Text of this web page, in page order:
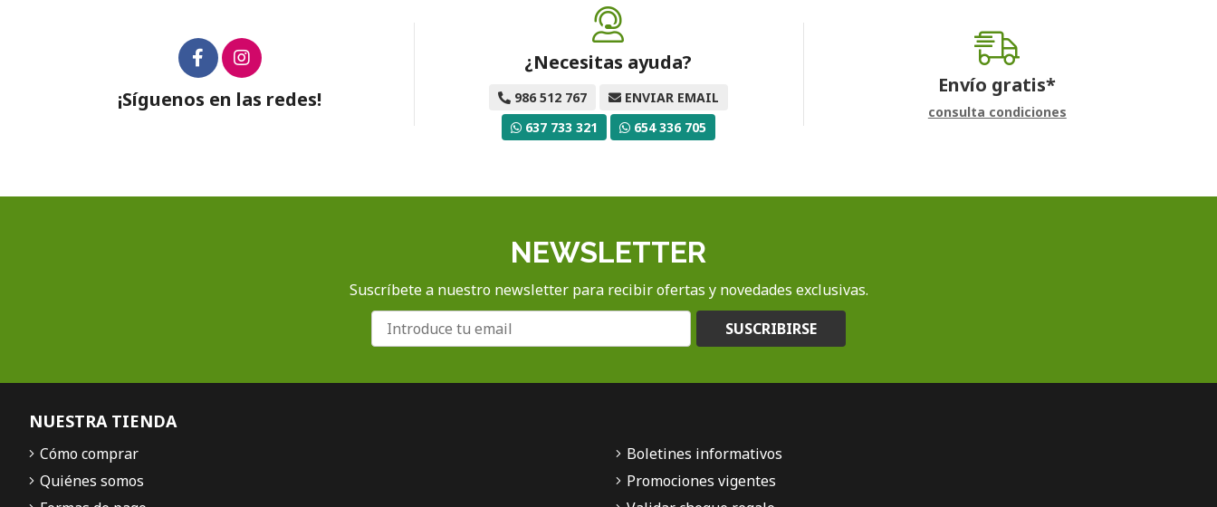
¡Síguenos en las redes!
¿Necesitas ayuda?
986 512 767
ENVIAR EMAIL
637 733 321
654 336 705
Envío gratis*
consulta condiciones
NEWSLETTER
Suscríbete a nuestro newsletter para recibir ofertas y novedades exclusivas.
SUSCRIBIRSE
NUESTRA TIENDA
Cómo comprar
Quiénes somos
Boletines informativos
Promociones vigentes